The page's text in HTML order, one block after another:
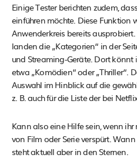
Einige Tester berichten zudem,
einführen möchte. Diese Funktion
Anwenderkreis bereits
landen die „Kategorien“ in der
und Streaming-Geräte. Dort könnt
etwa „Komödien“ oder „Thriller“.
Auswahl im Hinblick auf die
z. B. auch für die Liste der bei
Kann also eine Hilfe sein, wenn
von Film oder Serie verspürt.
steht aktuell aber in den Sternen.